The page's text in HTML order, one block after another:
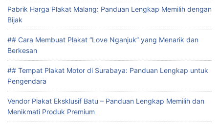
Pabrik Harga Plakat Malang: Panduan Lengkap Memilih dengan
Bijak
## Cara Membuat Plakat “Love Nganjuk” yang Menarik dan
Berkesan
## Tempat Plakat Motor di Surabaya: Panduan Lengkap untuk
Pengendara
Vendor Plakat Eksklusif Batu – Panduan Lengkap Memilih dan
Menikmati Produk Premium